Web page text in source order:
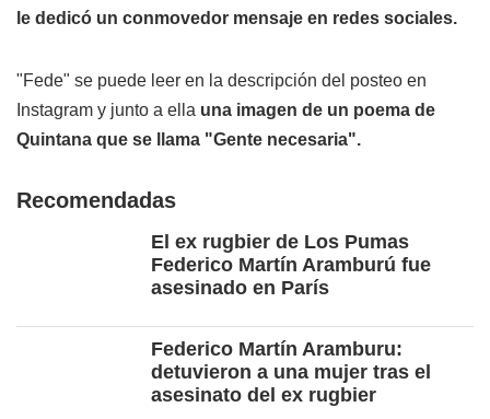
le dedicó un conmovedor mensaje en redes sociales.
"Fede" se puede leer en la descripción del posteo en
Instagram y junto a ella una imagen de un poema de
Quintana que se llama "Gente necesaria".
Recomendadas
El ex rugbier de Los Pumas
Federico Martín Aramburú fue
asesinado en París
Federico Martín Aramburu:
detuvieron a una mujer tras el
asesinato del ex rugbier